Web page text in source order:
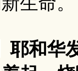
耶和